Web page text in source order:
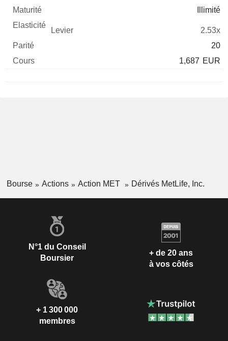
Illimité
2.53x
20
1,687 EUR
Bourse Actions Action MET Dérivés MetLife, Inc.
N°1 du Conseil
Boursier
+ de 20 ans
à vos côtés
+ 1 300 000
membres